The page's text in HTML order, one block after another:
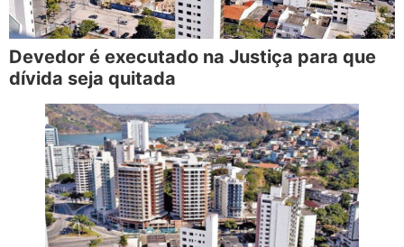
Devedor é executado na Justiça para que
dívida seja quitada